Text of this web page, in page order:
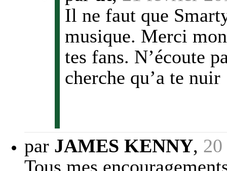
Il ne faut que
musique. Merci
tes fans. N’écoute
cherche qu’a te nuir
par JAMES KENNY,
Tous mes